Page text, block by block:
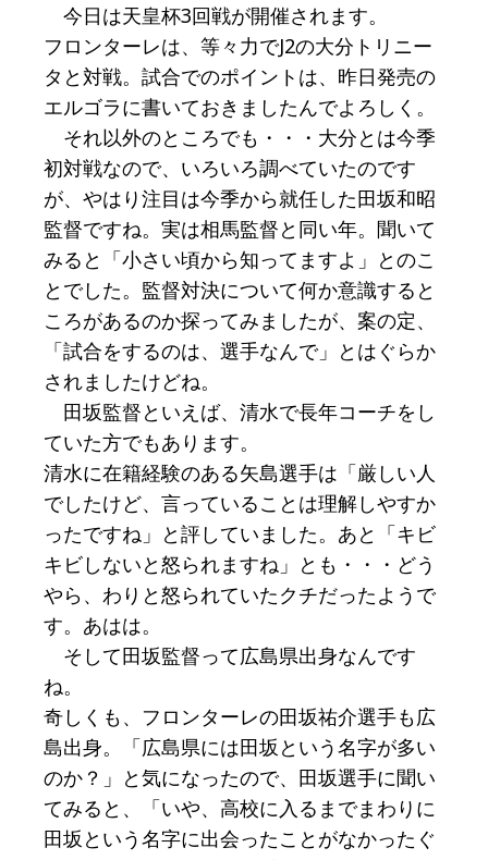
今日は天皇杯3回戦が開催されます。
フロンターレは、等々力でJ2の大分トリニー
タと対戦。試合でのポイントは、昨日発売の
エルゴラに書いておきましたんでよろしく。
それ以外のところでも・・・大分とは今季
初対戦なので、いろいろ調べていたのです
が、やはり注目は今季から就任した田坂和昭
監督ですね。実は相馬監督と同い年。聞いて
みると「小さい頃から知ってますよ」とのこ
とでした。監督対決について何か意識すると
ころがあるのか探ってみましたが、案の定、
「試合をするのは、選手なんで」とはぐらか
されましたけどね。
田坂監督といえば、清水で長年コーチをし
ていた方でもあります。
清水に在籍経験のある矢島選手は「厳しい人
でしたけど、言っていることは理解しやすか
ったですね」と評していました。あと「キビ
キビしないと怒られますね」とも・・・どう
やら、わりと怒られていたクチだったようで
す。あはは。
そして田坂監督って広島県出身なんです
ね。
奇しくも、フロンターレの田坂祐介選手も広
島出身。「広島県には田坂という名字が多い
のか？」と気になったので、田坂選手に聞い
てみると、「いや、高校に入るまでまわりに
田坂という名字に出会ったことがなかったぐ